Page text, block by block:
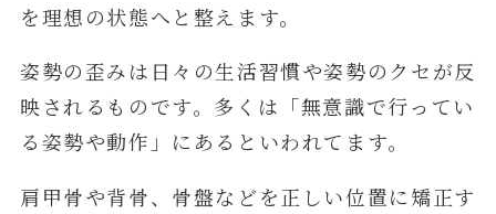
を理想の状態へと整えます。
姿勢の歪みは日々の生活習慣や姿勢のクセが反
映されるものです。多くは「無意識で行ってい
る姿勢や動作」にあるといわれてます。
肩甲骨や背骨、骨盤などを正しい位置に矯正す